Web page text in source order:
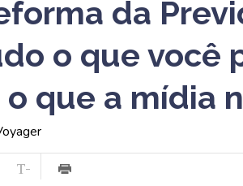
da
o que você
o que a mídia